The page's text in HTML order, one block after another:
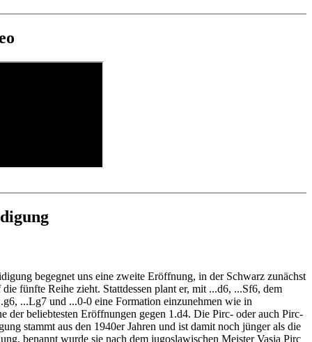
oder in ChessBase)
der Anwender muß die Lösung eingeben. Mit
kann jederzeit dazugeschaltet
eigenen Varianten, Engineanalyse und Speicherung
in Eröffnungsreferenz mit Partienreferenz, Partien
begegnet uns eine zweite Eröffnung, in der Schwarz zunächst
fünfte Reihe zieht. Stattdessen plant er, mit ...d6, ...Sf6, dem
...Lg7 und ...0-0 eine Formation einzunehmen wie in
der beliebtesten Eröffnungen gegen 1.d4. Die Pirc- oder auch Pirc-
stammt aus den 1940er Jahren und ist damit noch jünger als die
benannt wurde sie nach dem jugoslawischen Meister Vasja Pirc